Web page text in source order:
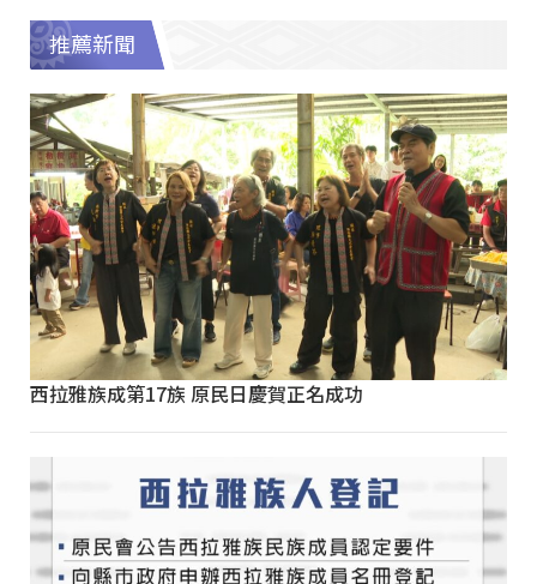
推薦新聞
西拉雅族成第17族 原民日慶賀正名成功